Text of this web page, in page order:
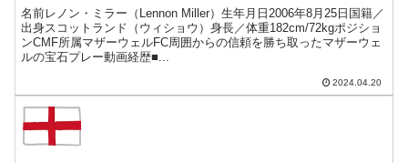
名前レノン・ミラー（Lennon Miller）生年月日2006年8月25日国籍／
出身スコットランド（ウィショウ）身長／体重182cm/72kgポジショ
ンCMF所属マザーウェルFC周囲からの信頼を勝ち取ったマザーウェ
ルの宝石プレー動画経歴■...
2024.04.20